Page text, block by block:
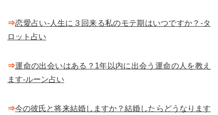
⇒恋愛占い-人生に３回来る私のモテ期はいつですか？-タ
ロット占い
⇒運命の出会いはある？1年以内に出会う運命の人を教え
ます-ルーン占い
⇒今の彼氏と将来結婚しますか？結婚したらどうなります